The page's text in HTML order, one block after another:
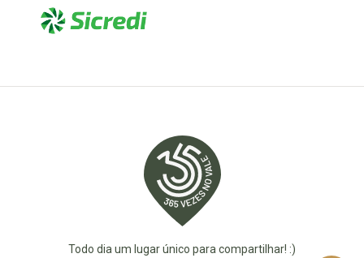
Todo dia um lugar único para compartilhar! :)